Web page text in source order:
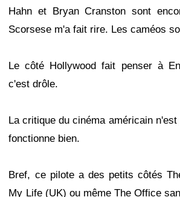
Hahn et Bryan Cranston sont
Scorsese m'a fait rire. Les caméos
Le côté Hollywood fait penser à
c'est drôle.
La critique du cinéma américain
fonctionne bien.
Bref, ce pilote a des petits côtés
My Life (UK) ou même The Office